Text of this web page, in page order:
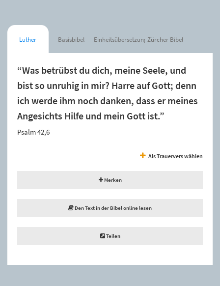
Luther Basisbibel Einheitsübersetzung Zürcher Bibel
“Was betrübst du dich, meine Seele, und
bist so unruhig in mir? Harre auf Gott; denn
ich werde ihm noch danken, dass er meines
Angesichts Hilfe und mein Gott ist.”
Psalm 42,6
Als Trauervers wählen
Merken
Den Text in der Bibel online lesen
Teilen